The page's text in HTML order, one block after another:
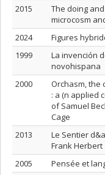
2015
The doing
microcosm
2024
Figures
1999
La invención
novohispana
2000
Orchasm, the
: a (n applied
of Samuel
Cage
2013
Le Sentier
Frank Herbert
2005
Pensée et